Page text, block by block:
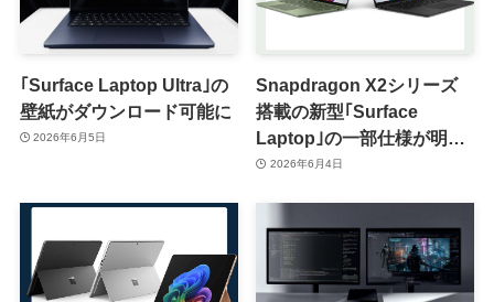
｢Surface Laptop Ultra｣の
壁紙がダウンロード可能に
2026年6月5日
Snapdragon X2シリーズ
搭載の新型｢Surface
Laptop｣の一部仕様が明ら
かに
2026年6月4日